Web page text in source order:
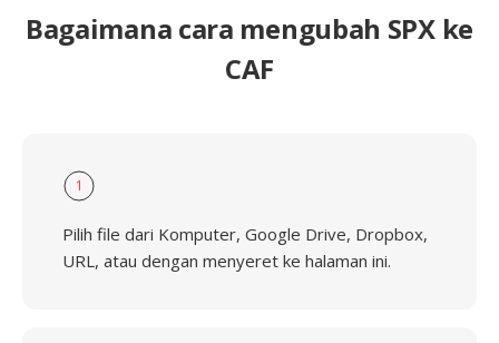
Bagaimana cara mengubah SPX ke
CAF
1
Pilih file dari Komputer, Google Drive, Dropbox,
URL, atau dengan menyeret ke halaman ini.